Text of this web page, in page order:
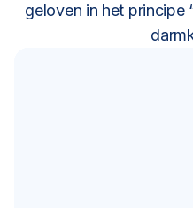
geloven in het principe